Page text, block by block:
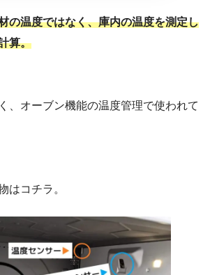
の温度ではなく、庫内の温度を測定し
算。
、オーブン機能の温度管理で使われて
はコチラ。